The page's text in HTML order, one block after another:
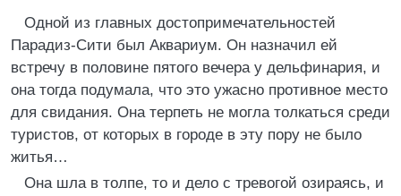
Одной из главных достопримечательностей
Парадиз-Сити был Аквариум. Он назначил ей
встречу в половине пятого вечера у дельфинария, и
она тогда подумала, что это ужасно противное место
для свидания. Она терпеть не могла толкаться среди
туристов, от которых в городе в эту пору не было
житья…
Она шла в толпе, то и дело с тревогой озираясь, и